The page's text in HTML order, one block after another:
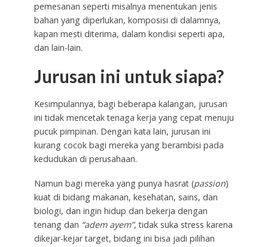
pemesanan seperti misalnya menentukan jenis
bahan yang diperlukan, komposisi di dalamnya,
kapan mesti diterima, dalam kondisi seperti apa,
dan lain-lain.
Jurusan ini untuk siapa?
Kesimpulannya, bagi beberapa kalangan, jurusan
ini tidak mencetak tenaga kerja yang cepat menuju
pucuk pimpinan. Dengan kata lain, jurusan ini
kurang cocok bagi mereka yang berambisi pada
kedudukan di perusahaan.
Namun bagi mereka yang punya hasrat (passion)
kuat di bidang makanan, kesehatan, sains, dan
biologi, dan ingin hidup dan bekerja dengan
tenang dan “adem ayem”, tidak suka stress karena
dikejar-kejar target, bidang ini bisa jadi pilihan